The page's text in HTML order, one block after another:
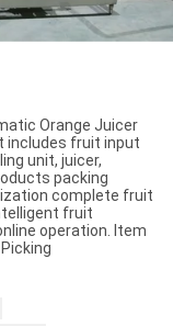
Orange Juicer
includes fruit input
unit, juicer,
packing
complete fruit
fruit
operation. Item